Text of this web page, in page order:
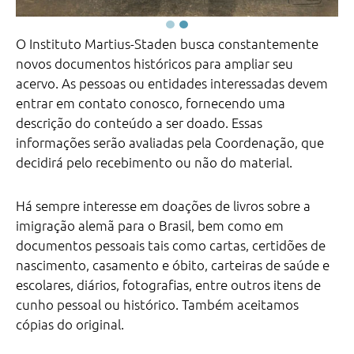
E
EXPLORE
GENEALOGIA
ALEMÃ
NORMAS
EXPOSIÇÕES
NOSSAS
EXPOSIÇÕES
EMPRÉSTIMO
PUBLICAÇÕES
O Instituto Martius-Staden busca constantemente
novos documentos históricos para ampliar seu
acervo. As pessoas ou entidades interessadas devem
entrar em contato conosco, fornecendo uma
descrição do conteúdo a ser doado. Essas
informações serão avaliadas pela Coordenação, que
decidirá pelo recebimento ou não do material.
Há sempre interesse em doações de livros sobre a
imigração alemã para o Brasil, bem como em
documentos pessoais tais como cartas, certidões de
nascimento, casamento e óbito, carteiras de saúde e
escolares, diários, fotografias, entre outros itens de
cunho pessoal ou histórico. Também aceitamos
cópias do original.